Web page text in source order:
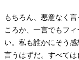
もちろん、悪意なく
ころか、一言でもフ
い。私も誰かにそう
言うはずだ。すべては